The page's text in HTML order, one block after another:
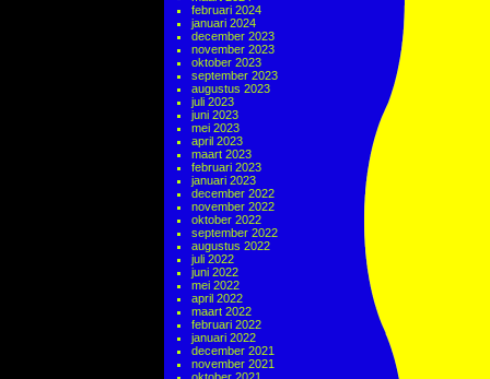
februari 2024
januari 2024
december 2023
november 2023
oktober 2023
september 2023
augustus 2023
juli 2023
juni 2023
mei 2023
april 2023
maart 2023
februari 2023
januari 2023
december 2022
november 2022
oktober 2022
september 2022
augustus 2022
juli 2022
juni 2022
mei 2022
april 2022
maart 2022
februari 2022
januari 2022
december 2021
november 2021